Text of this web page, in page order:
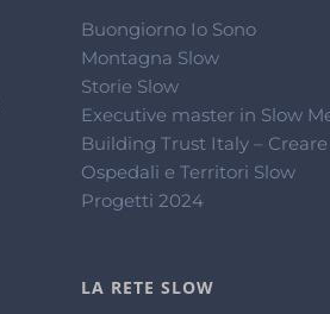
Buongiorno Io Sono
Montagna Slow
Storie Slow
Executive master in Slow
Building Trust Italy –
Ospedali e Territori Slow
Progetti 2024
LA RETE SLOW